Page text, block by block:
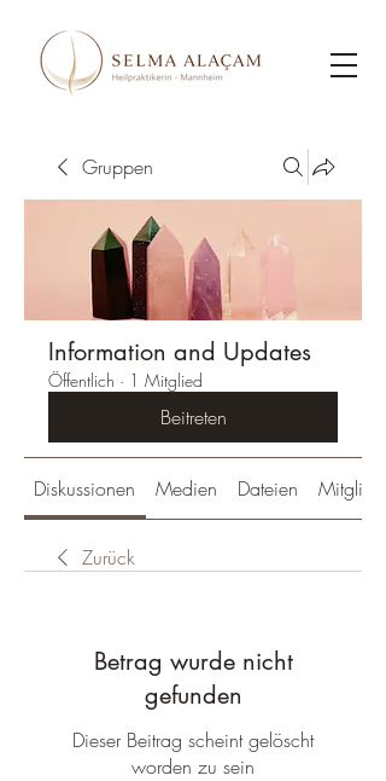
Gruppen
Information and Updates
Öffentlich · 1 Mitglied
Beitreten
Diskussionen Medien Dateien Mitglieder
Zurück
Betrag wurde nicht
gefunden
Dieser Beitrag scheint gelöscht
worden zu sein